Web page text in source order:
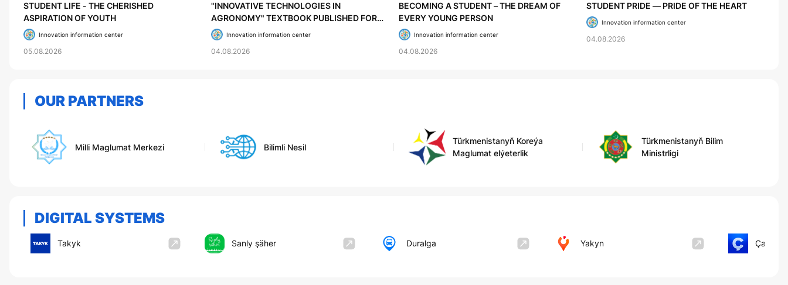
STUDENT LIFE - THE CHERISHED
ASPIRATION OF YOUTH
Innovation information center
05.08.2026
"INNOVATIVE TECHNOLOGIES IN
AGRONOMY" TEXTBOOK PUBLISHED FOR
HIGHER EDUCATION INSTITUTIONS
Innovation information center
04.08.2026
BECOMING A STUDENT – THE DREAM OF
EVERY YOUNG PERSON
Innovation information center
04.08.2026
STUDENT PRIDE — PRIDE OF THE HEART
Innovation information center
04.08.2026
OUR PARTNERS
Milli Maglumat Merkezi Bilimli Nesil
Türkmenistanyň Koreýa
Maglumat elýeterlik
Türkmenistanyň Bilim
Ministrligi
DIGITAL SYSTEMS
Takyk Sanly şäher Duralga Yakyn Çapar